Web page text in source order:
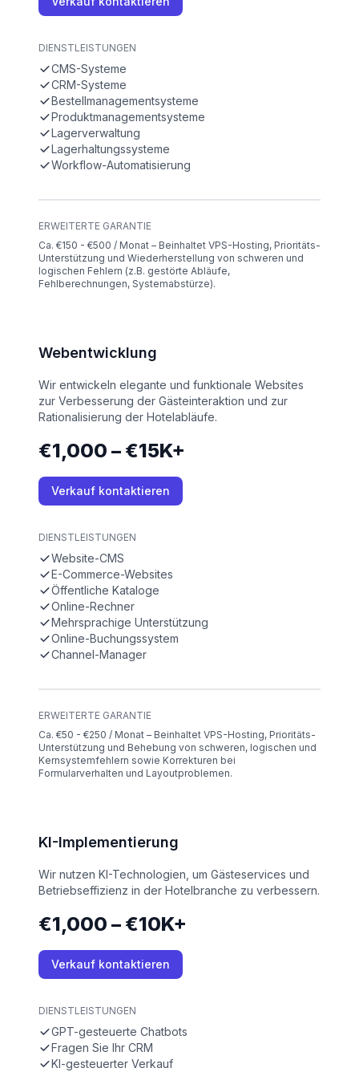
DIENSTLEISTUNGEN
CMS-Systeme
CRM-Systeme
Bestellmanagementsysteme
Produktmanagementsysteme
Lagerverwaltung
Lagerhaltungssysteme
Workflow-Automatisierung
ERWEITERTE GARANTIE
Ca. €150 - €500 / Monat – Beinhaltet VPS-Hosting, Prioritäts-
Unterstützung und Wiederherstellung von schweren und
logischen Fehlern (z.B. gestörte Abläufe,
Fehlberechnungen, Systemabstürze).
Webentwicklung
Wir entwickeln elegante und funktionale Websites
zur Verbesserung der Gästeinteraktion und zur
Rationalisierung der Hotelabläufe.
€1,000 – €15K+
Verkauf kontaktieren
DIENSTLEISTUNGEN
Website-CMS
E-Commerce-Websites
Öffentliche Kataloge
Online-Rechner
Mehrsprachige Unterstützung
Online-Buchungssystem
Channel-Manager
ERWEITERTE GARANTIE
Ca. €50 - €250 / Monat – Beinhaltet VPS-Hosting, Prioritäts-
Unterstützung und Behebung von schweren, logischen und
Kernsystemfehlern sowie Korrekturen bei
Formularverhalten und Layoutproblemen.
KI-Implementierung
Wir nutzen KI-Technologien, um Gästeservices und
Betriebseffizienz in der Hotelbranche zu verbessern.
€1,000 – €10K+
Verkauf kontaktieren
DIENSTLEISTUNGEN
GPT-gesteuerte Chatbots
Fragen Sie Ihr CRM
KI-gesteuerter Verkauf